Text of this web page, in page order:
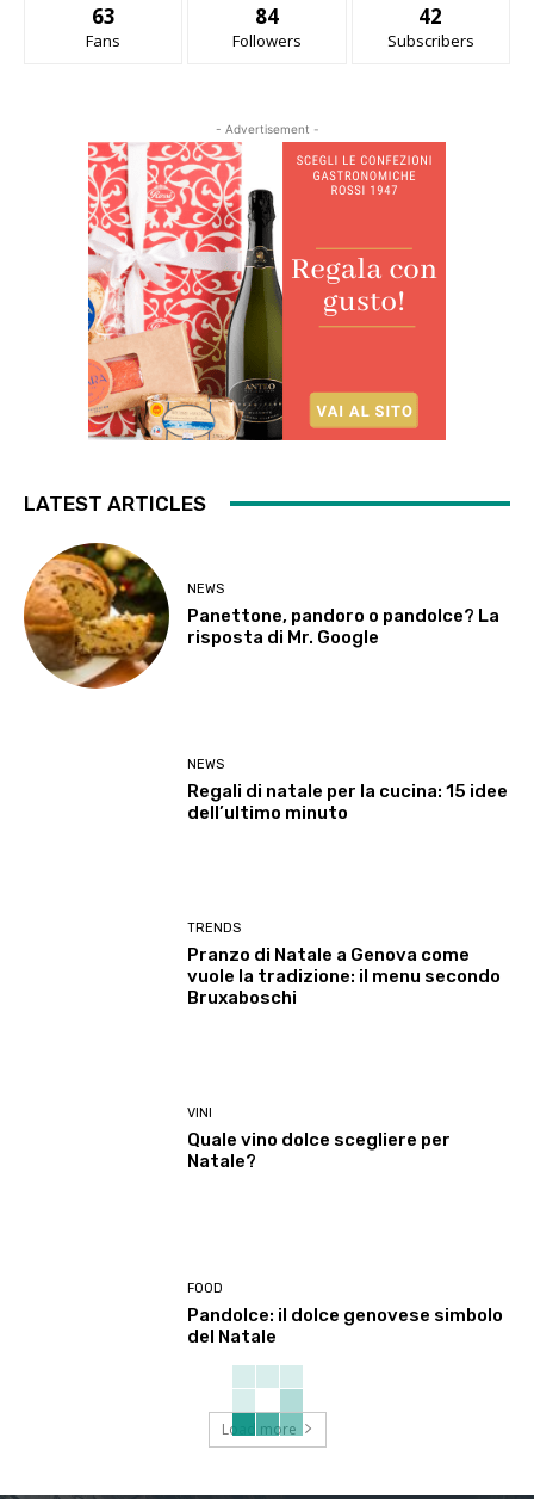
63
Fans
84
Followers
42
Subscribers
- Advertisement -
LATEST ARTICLES
NEWS
Panettone, pandoro o pandolce? La
risposta di Mr. Google
NEWS
Regali di natale per la cucina: 15 idee
dell’ultimo minuto
TRENDS
Pranzo di Natale a Genova come
vuole la tradizione: il menu secondo
Bruxaboschi
VINI
Quale vino dolce scegliere per
Natale?
FOOD
Pandolce: il dolce genovese simbolo
del Natale
Load more